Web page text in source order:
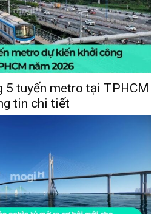
5 tuyến metro tại TPHCM
tin chi tiết